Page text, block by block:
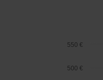
500 €
550 €